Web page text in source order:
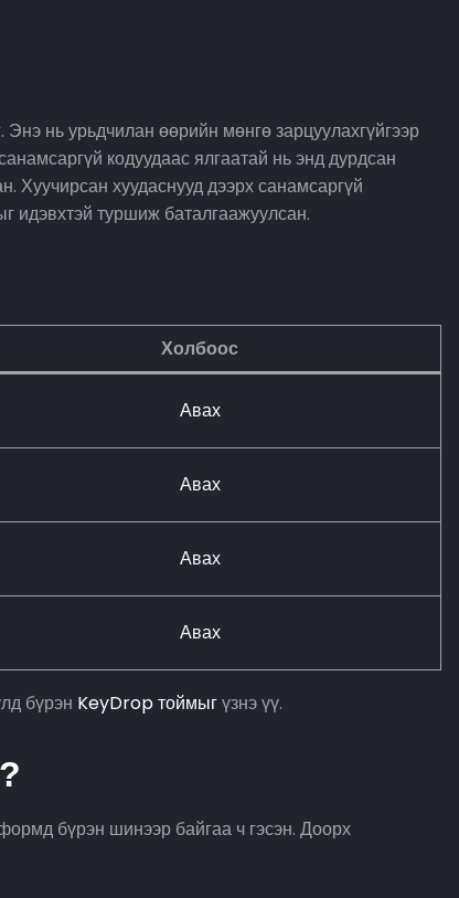
нь урьдчилан өөрийн мөнгө зарцуулахгүйгээр
кодуудаас ялгаатай нь энд дурдсан
Хуучирсан хуудаснууд дээрх санамсаргүй
идэвхтэй туршиж баталгаажуулсан.
Холбоос
Авах
Авах
Авах
Авах
бүрэн KeyDrop тоймыгүзнэ үү.
бүрэн шинээр байгаа ч гэсэн. Доорх